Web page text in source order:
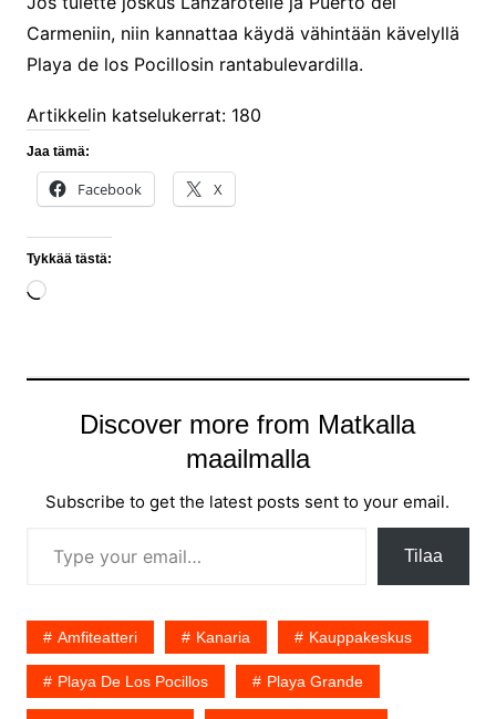
Carmeniin, niin kannattaa käydä vähintään kävelyllä
Playa de los Pocillosin rantabulevardilla.
Artikkelin katselukerrat: 180
Jaa tämä:
Facebook X
Tykkää tästä:
Loading…
Discover more from Matkalla
maailmalla
Subscribe to get the latest posts sent to your email.
Tilaa
Amfiteatteri Kanaria Kauppakeskus
Playa De Los Pocillos Playa Grande